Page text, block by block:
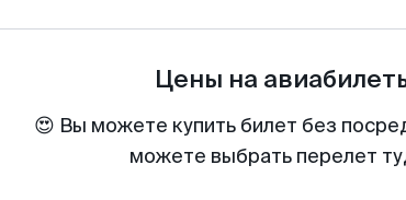
Цены на
😍 Вы можете купить билет без
можете выбрать перелет